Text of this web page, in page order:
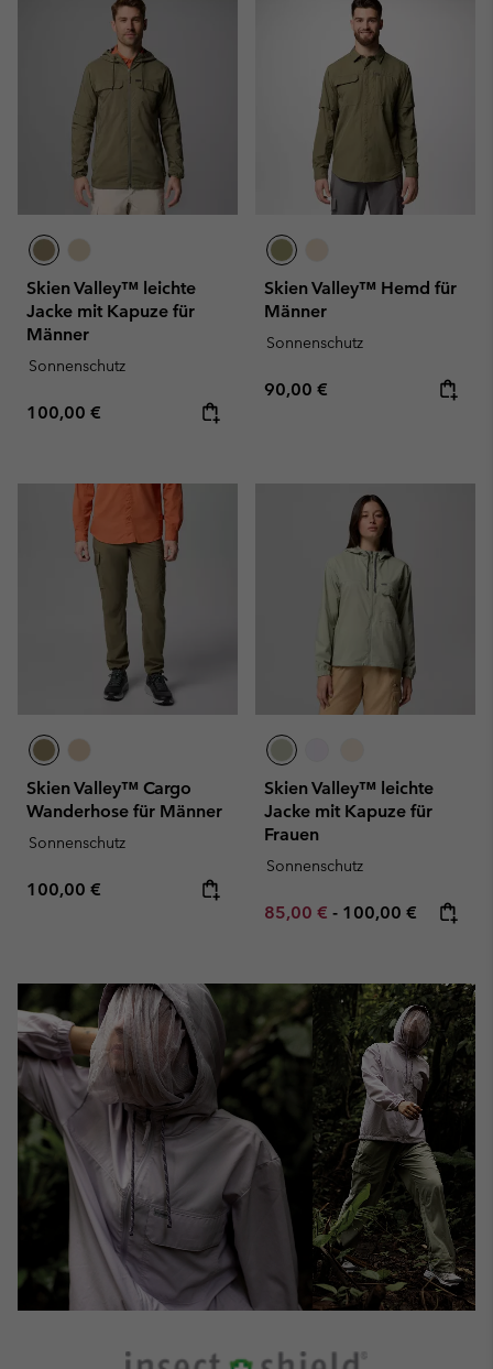
Skien Valley™ leichte
Jacke mit Kapuze für
Männer
Sonnenschutz
Regular price:
100,00 €
Skien Valley™ Hemd für
Männer
Sonnenschutz
Regular price:
90,00 €
Skien Valley™ Cargo
Wanderhose für Männer
Sonnenschutz
Regular price:
100,00 €
Skien Valley™ leichte
Jacke mit Kapuze für
Frauen
Sonnenschutz
Minimum sale price:
85,00 € - Maximum price:
100,00 €